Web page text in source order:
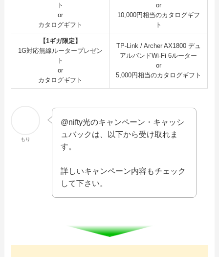
ト
or
カタログギフト
or
10,000円相当のカタログギフ
ト
【1ギガ限定】
1G対応無線ルータープレゼン
ト
or
カタログギフト
TP-Link / Archer AX1800 デュ
アルバンドWi-Fi 6ルーター
or
5,000円相当のカタログギフト
もり
@nifty光のキャンペーン・キャッシ
ュバックは、以下から受け取れま
す。
詳しいキャンペーン内容もチェック
して下さい。